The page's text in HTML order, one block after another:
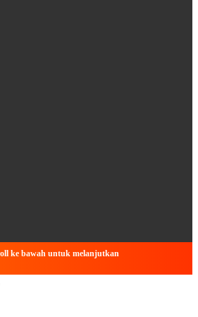
ke bawah untuk melanjutkan